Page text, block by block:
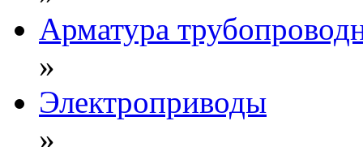
Арматура
»
Электроприводы
»